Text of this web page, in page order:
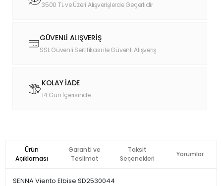
3500 TL ve Üzeri Alışverişlerde Geçerlidir.
GÜVENLİ ALIŞVERİŞ
SSL Güvenli Sertifikası ile Güvenli Alışveriş
KOLAY İADE
14 Gün İçerisinde
Ürün
Açıklaması
Garanti ve
Teslimat
Taksit
Seçenekleri
Yorumlar
SENNA Viento Elbise SD2530044